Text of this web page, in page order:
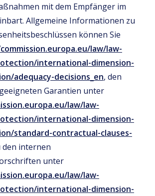
mit dem Empfänger im
Allgemeine Informationen zu
können Sie
law/law-
international-dimension-
adequacy-decisions_en, den
Garantien unter
law/law-
international-dimension-
standard-contractual-clauses-
den internen
unter
law/law-
international-dimension-